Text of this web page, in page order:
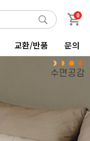
0
교환/반품 문의